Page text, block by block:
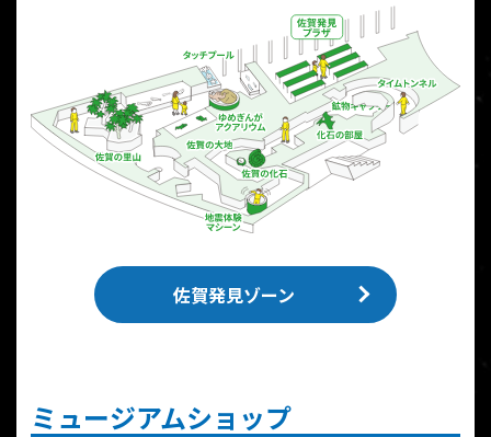
佐賀発見ゾーン
ミュージアムショップ